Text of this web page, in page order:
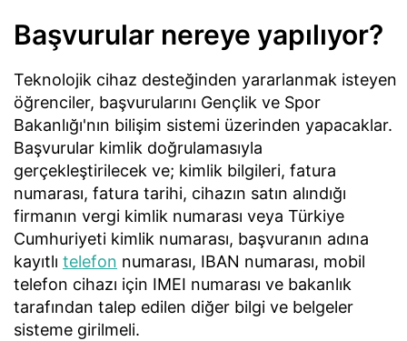
Başvurular nereye yapılıyor?
Teknolojik cihaz desteğinden yararlanmak isteyen
öğrenciler, başvurularını Gençlik ve Spor
Bakanlığı'nın bilişim sistemi üzerinden yapacaklar.
Başvurular kimlik doğrulamasıyla
gerçekleştirilecek ve; kimlik bilgileri, fatura
numarası, fatura tarihi, cihazın satın alındığı
firmanın vergi kimlik numarası veya Türkiye
Cumhuriyeti kimlik numarası, başvuranın adına
kayıtlı telefon numarası, IBAN numarası, mobil
telefon cihazı için IMEI numarası ve bakanlık
tarafından talep edilen diğer bilgi ve belgeler
sisteme girilmeli.